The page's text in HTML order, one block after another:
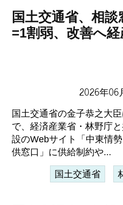
国土交通省、相
=1割弱、改善へ
2026年06
国土交通省の金子恭之大
で、経済産業省・林野庁
設のWebサイト「中東情
供窓口」に供給制約や...
国土交通省